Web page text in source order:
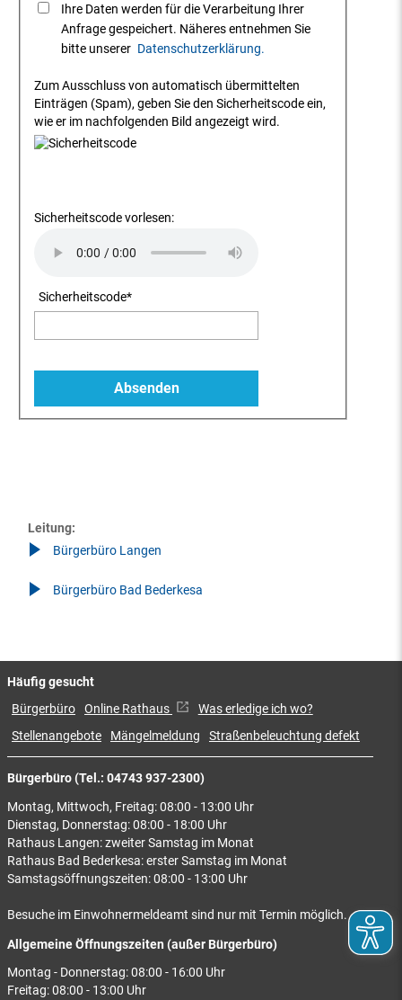
Ihre Daten werden für die Verarbeitung Ihrer
Anfrage gespeichert. Näheres entnehmen Sie
bitte unserer Datenschutzerklärung.
Zum Ausschluss von automatisch übermittelten
Einträgen (Spam), geben Sie den Sicherheitscode ein,
wie er im nachfolgenden Bild angezeigt wird.
Sicherheitscode vorlesen:
Sicherheitscode*
Leitung:
Bürgerbüro Langen
Bürgerbüro Bad Bederkesa
Bürgerbüro (Tel.: 04743 937-2300)
Montag, Mittwoch, Freitag: 08:00 - 13:00 Uhr
Dienstag, Donnerstag: 08:00 - 18:00 Uhr
Rathaus Langen: zweiter Samstag im Monat
Rathaus Bad Bederkesa: erster Samstag im Monat
Samstagsöffnungszeiten: 08:00 - 13:00 Uhr
Besuche im Einwohnermeldeamt sind nur mit Termin möglich.
Allgemeine Öffnungszeiten (außer Bürgerbüro)
Montag - Donnerstag: 08:00 - 16:00 Uhr
Freitag: 08:00 - 13:00 Uhr
Häufig gesucht
Bürgerbüro Online Rathaus
Was erledige ich wo?
Stellenangebote
Mängelmeldung Straßenbeleuchtung defekt